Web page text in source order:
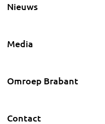
Nieuws
Media
Omroep Brabant
Contact